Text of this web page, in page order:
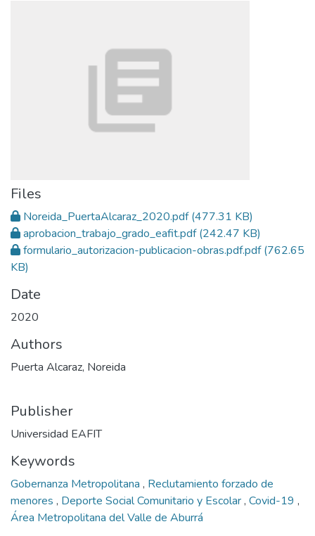
Files
Noreida_PuertaAlcaraz_2020.pdf(477.31 KB)
aprobacion_trabajo_grado_eafit.pdf(242.47 KB)
formulario_autorizacion-publicacion-obras.pdf.pdf(762.65
KB)
Date
2020
Authors
Puerta Alcaraz, Noreida
Publisher
Universidad EAFIT
Keywords
Gobernanza Metropolitana , Reclutamiento forzado de
menores , Deporte Social Comunitario y Escolar, Covid-19 ,
Área Metropolitana del Valle de Aburrá